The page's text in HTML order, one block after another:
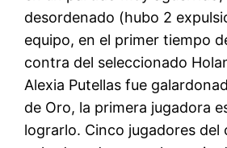
desordenado (hubo 2
equipo, en el primer tiempo
contra del seleccionado
Alexia Putellas fue
de Oro, la primera jugadora
lograrlo. Cinco jugadores del